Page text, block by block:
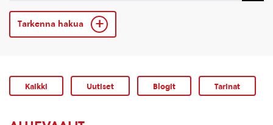
Tarkenna hakua
Kaikki Uutiset Blogit Tarinat